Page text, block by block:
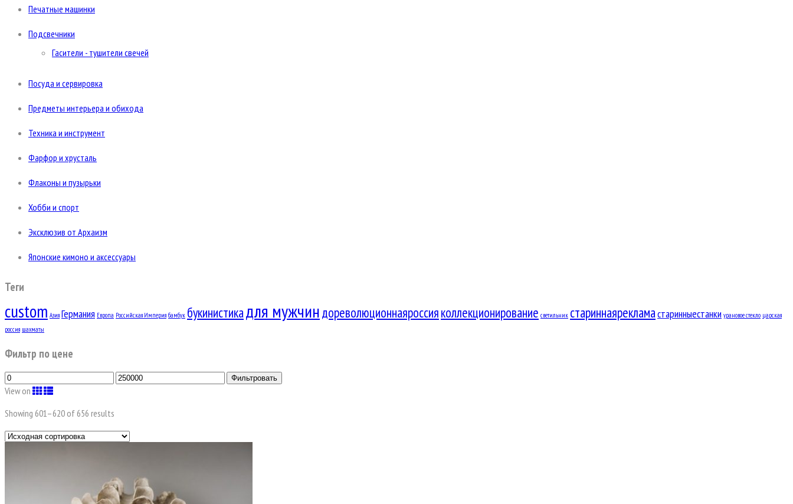
Печатные машинки
Подсвечники
Гасители - тушители свечей
Посуда и сервировка
Предметы интерьера и обихода
Техника и инструмент
Фарфор и хрусталь
Флаконы и пузырьки
Хобби и спорт
Эксклюзив от Архаизм
Японские кимоно и аксессуары
Теги
custom Азия Германия Европа Российская Империя бамбук букинистикадля мужчиндореволюционнаяроссияколлекционирование светильник стариннаярекламастаринныестанки урановое стекло царская
россия шахматы
Фильтр по цене
Фильтровать
View on
Showing 601–620 of 656 results